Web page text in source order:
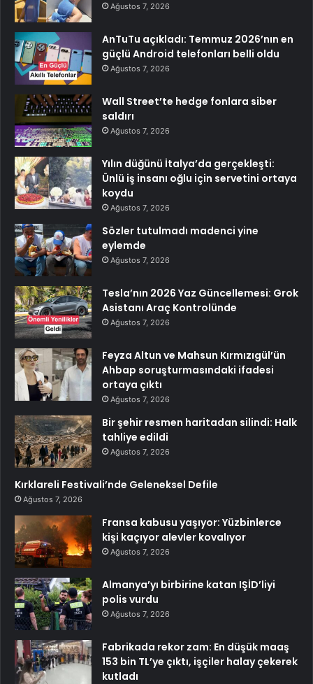
Ağustos 7, 2026
AnTuTu açıkladı: Temmuz 2026’nın en
güçlü Android telefonları belli oldu
Ağustos 7, 2026
Wall Street’te hedge fonlara siber
saldırı
Ağustos 7, 2026
Yılın düğünü İtalya’da gerçekleşti:
Ünlü iş insanı oğlu için servetini ortaya
koydu
Ağustos 7, 2026
Sözler tutulmadı madenci yine
eylemde
Ağustos 7, 2026
Tesla’nın 2026 Yaz Güncellemesi: Grok
Asistanı Araç Kontrolünde
Ağustos 7, 2026
Feyza Altun ve Mahsun Kırmızıgül’ün
Ahbap soruşturmasındaki ifadesi
ortaya çıktı
Ağustos 7, 2026
Bir şehir resmen haritadan silindi: Halk
tahliye edildi
Ağustos 7, 2026
Kırklareli Festivali’nde Geleneksel Defile
Ağustos 7, 2026
Fransa kabusu yaşıyor: Yüzbinlerce
kişi kaçıyor alevler kovalıyor
Ağustos 7, 2026
Almanya’yı birbirine katan IŞİD’liyi
polis vurdu
Ağustos 7, 2026
Fabrikada rekor zam: En düşük maaş
153 bin TL’ye çıktı, işçiler halay çekerek
kutladı